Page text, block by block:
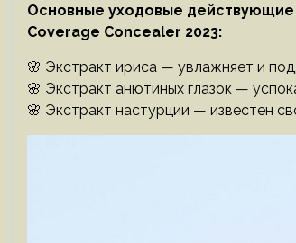
Основные уходовые действующие
Coverage Concealer 2023:
🌸 Экстракт ириса — увлажняет и
🌸 Экстракт анютиных глазок —
🌸 Экстракт настурции — известен